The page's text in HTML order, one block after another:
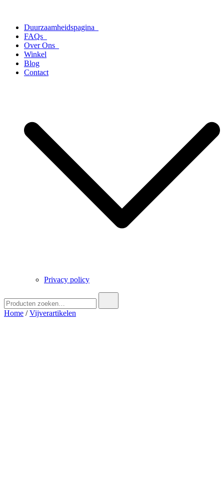
Duurzaamheidspagina
FAQs
Over Ons
Winkel
Blog
Contact
Privacy policy
naar:
Home /Vijverartikelen